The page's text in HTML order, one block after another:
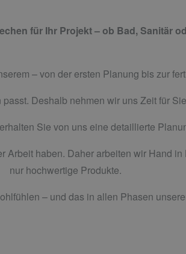
für Ihr Projekt ­­­­– ob Bad, Sanitär
– von der ersten Planung bis zur
Deshalb nehmen wir uns Zeit für
Sie von uns eine detaillierte
Arbeit haben. Daher arbeiten wir Hand
nur hochwertige Produkte.
– und das in allen Phasen